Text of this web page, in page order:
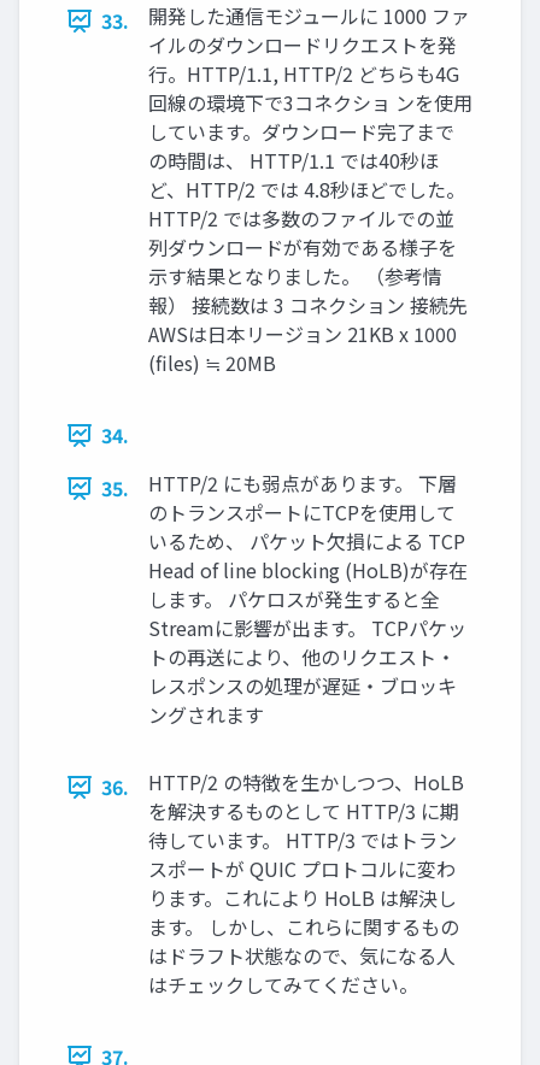
33.
開発した通信モジュールに 1000 ファ
イルのダウンロードリクエストを発
行。HTTP/1.1, HTTP/2 どちらも4G
回線の環境下で3コネクショ ンを使用
しています。ダウンロード完了まで
の時間は、 HTTP/1.1 では40秒ほ
ど、HTTP/2 では 4.8秒ほどでした。
HTTP/2 では多数のファイルでの並
列ダウンロードが有効である様子を
示す結果となりました。 （参考情
報） 接続数は 3 コネクション 接続先
AWSは日本リージョン 21KB x 1000
(files) ≒ 20MB
34.
35.
HTTP/2 にも弱点があります。 下層
のトランスポートにTCPを使用して
いるため、 パケット欠損による TCP
Head of line blocking (HoLB)が存在
します。 パケロスが発生すると全
Streamに影響が出ます。 TCPパケッ
トの再送により、他のリクエスト・
レスポンスの処理が遅延・ブロッキ
ングされます
36.
HTTP/2 の特徴を生かしつつ、HoLB
を解決するものとして HTTP/3 に期
待しています。 HTTP/3 ではトラン
スポートが QUIC プロトコルに変わ
ります。これにより HoLB は解決し
ます。 しかし、これらに関するもの
はドラフト状態なので、気になる人
はチェックしてみてください。
37.